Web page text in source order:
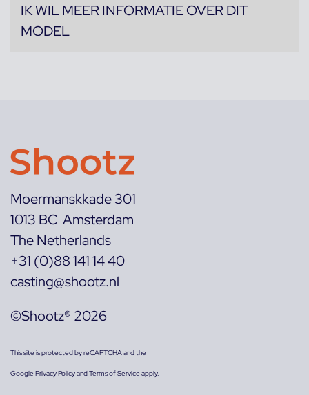
IK WIL MEER INFORMATIE OVER DIT
MODEL
Moermanskkade 301
1013 BC Amsterdam
The Netherlands
+31 (0)88 141 14 40
casting@shootz.nl
©Shootz® 2026
This site is protected by reCAPTCHA and the
GooglePrivacy PolicyandTerms of Serviceapply.